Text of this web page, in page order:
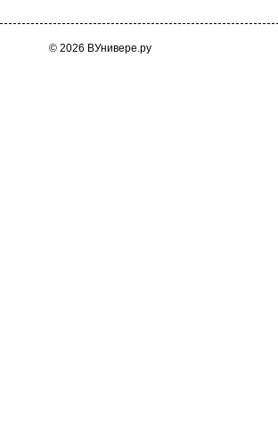
© 2026 ВУнивере.ру